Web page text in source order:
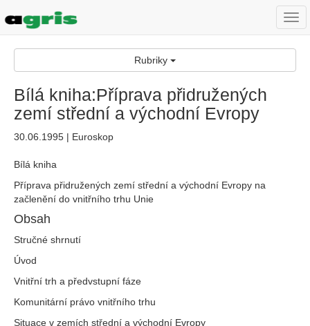
Rubriky
Bílá kniha:Příprava přidružených
zemí střední a východní Evropy
30.06.1995 | Euroskop
Bílá kniha
Příprava přidružených zemí střední a východní Evropy na
začlenění do vnitřního trhu Unie
Obsah
Stručné shrnutí
Úvod
Vnitřní trh a předvstupní fáze
Komunitární právo vnitřního trhu
Situace v zemích střední a východní Evropy